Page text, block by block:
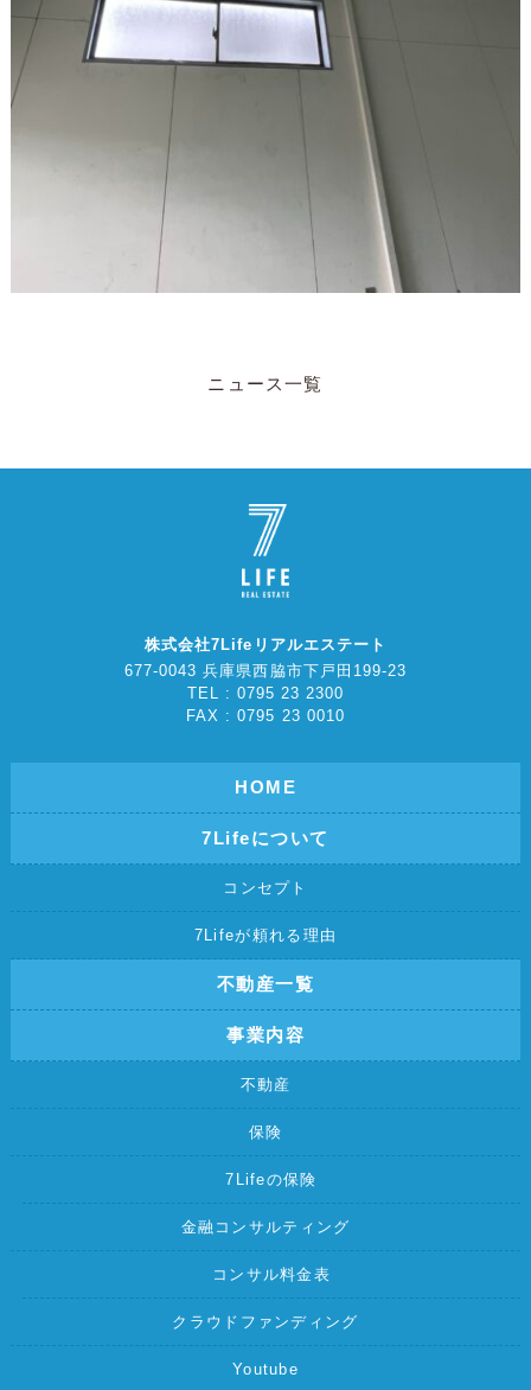
ニュース一覧
株式会社7Lifeリアルエステート
677-0043 兵庫県西脇市下戸田199-23
TEL : 0795 23 2300
FAX : 0795 23 0010
HOME
7Lifeについて
コンセプト
7Lifeが頼れる理由
不動産一覧
事業内容
不動産
保険
7Lifeの保険
金融コンサルティング
コンサル料金表
クラウドファンディング
Youtube